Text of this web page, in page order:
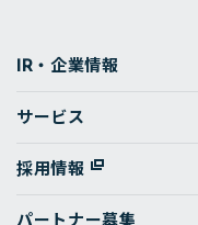
IR・企業情報
サービス
採用情報
パートナー募集